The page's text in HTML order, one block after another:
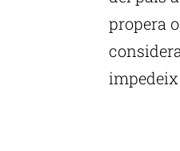
propera
impedeix